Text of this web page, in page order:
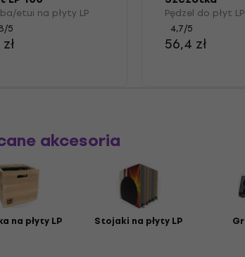
etui na płyty LP
/5
Pędzel do płyt LP
4,7/5
56,4 zł
akcesoria
na płyty LP Stojaki na płyty LP